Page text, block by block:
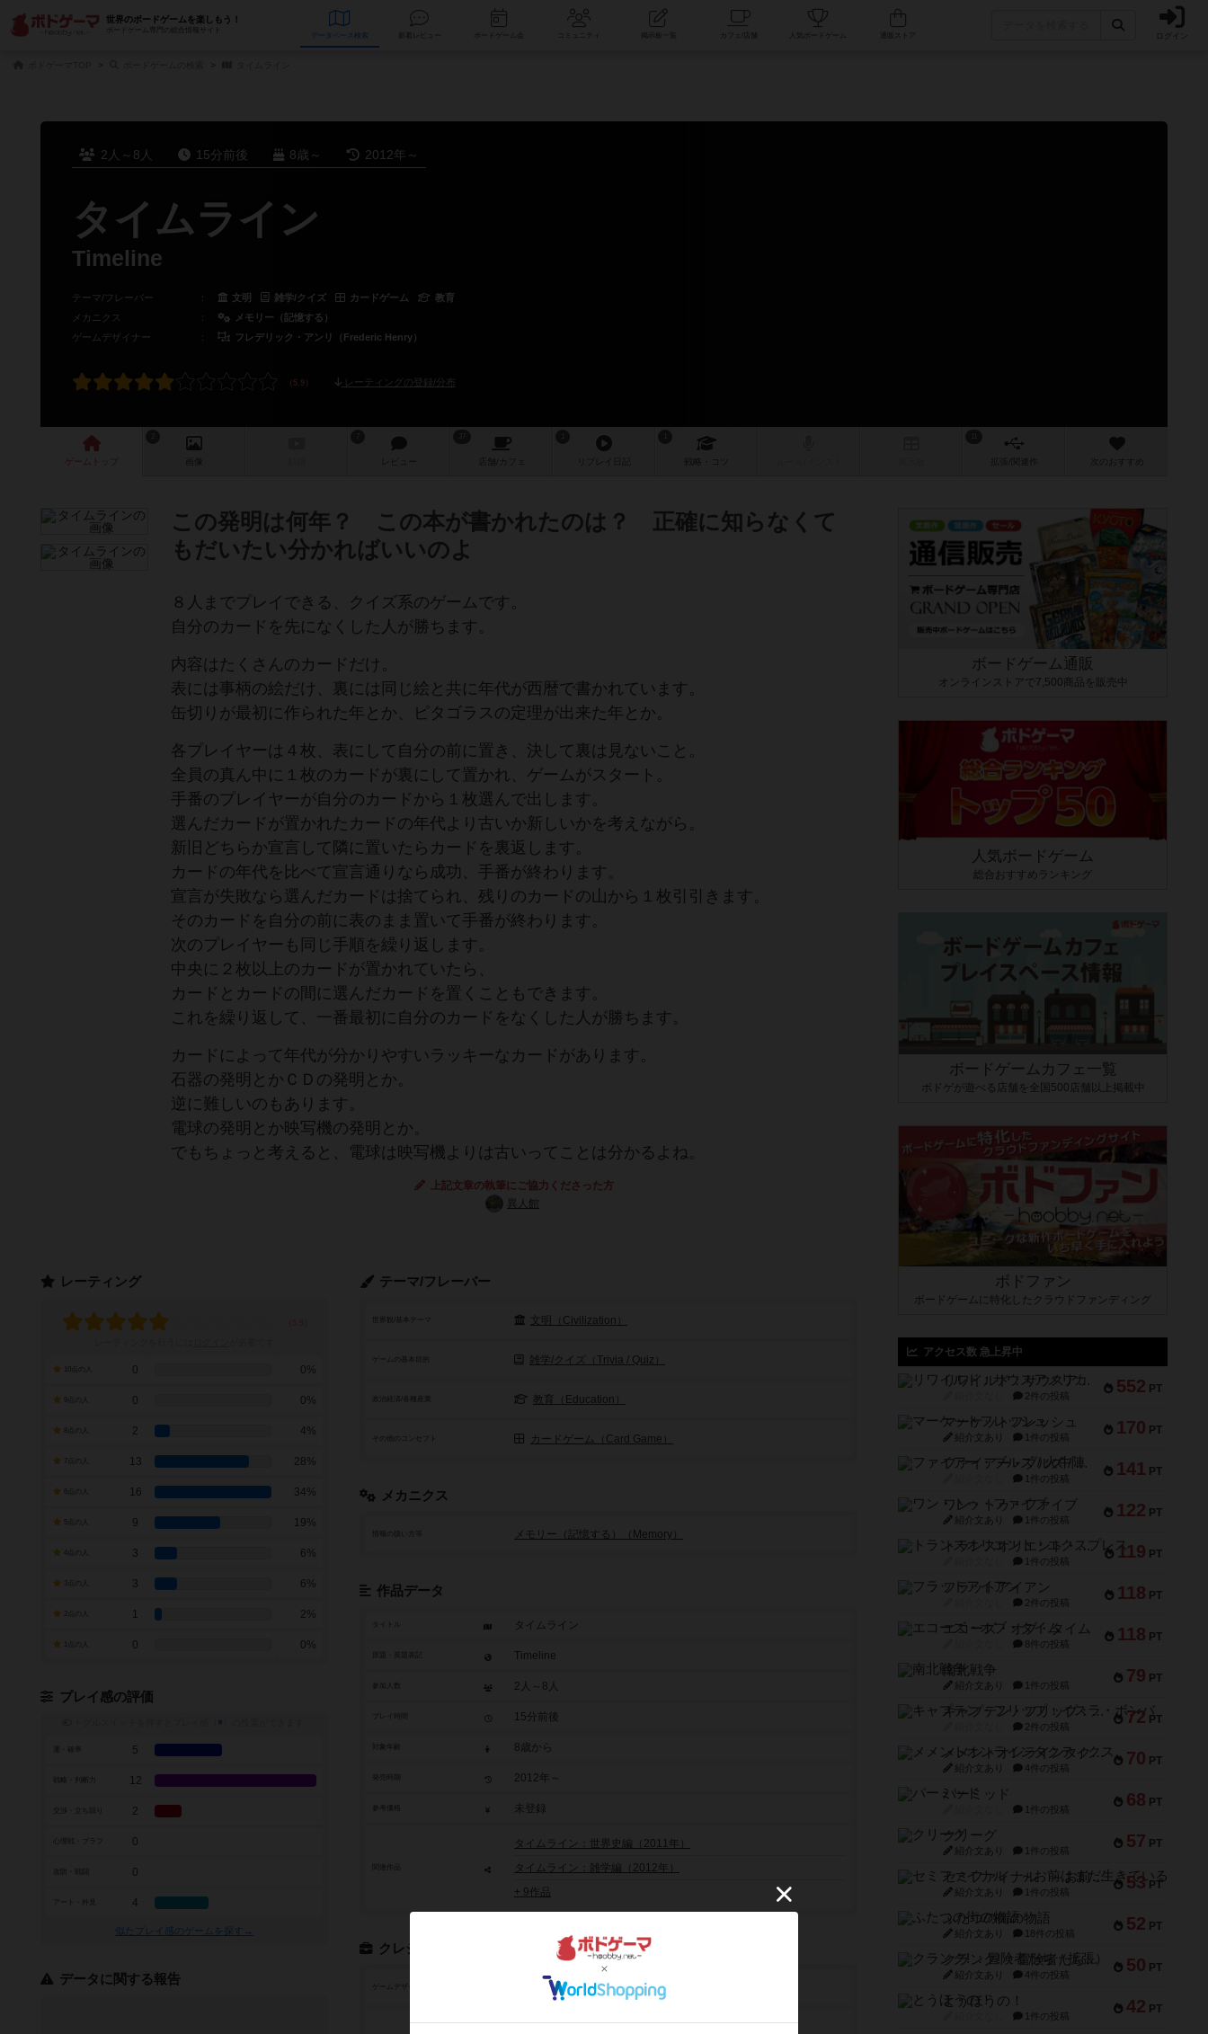
世界のボードゲームを楽しもう！
ボードゲーム専門の総合情報サイト
データベース コミュニティ 人気ボードゲーム ログイン
2人～8人 15分前後 8歳～ 2012年～
タイムライン
Timeline
テーマ/フレーバー ： 文明 雑学/クイズ カードゲーム
教育
メカニクス
：
メモリー（記憶する）
ゲームデザイナー
： フレデリック・アンリ（Frederic Henry）
レーティングの登録/分布
ゲーム 画像 レビュー 店舗/ カフェ 戦略 作 次のおすすめ
この発明は何年？ この本が書かれたのは？ 正確に知らなくて
もだいたい分かればいいのよ
８人までプレイできる、クイズ系のゲームです。
自分のカードを先になくした人が勝ちます。
内容はたくさんのカードだけ。
表には事柄の絵だけ、裏には同じ絵と共に年代が西暦で書かれています。
缶切りが最初に作られた年とか、ピタゴラスの定理が出来た年とか。
各プレイヤーは４枚、表にして自分の前に置き、決して裏は見ないこと。
全員の真ん中に１枚のカードが裏にして置かれ、ゲームがスタート。
手番のプレイヤーが自分のカードから１枚選んで出します。
選んだカードが置かれたカードの年代より古いか新しいかを考えながら。
新旧どちらか宣言して隣に置いたらカードを裏返します。
カードの年代を比べて宣言通りなら成功、手番が終わります。
宣言が失敗なら選んだカードは捨てられ、残りのカードの山から１枚引引きます。
そのカードを自分の前に表のまま置いて手番が終わります。
次のプレイヤーも同じ手順を繰り返します。
中央に２枚以上のカードが置かれていたら、
カードとカードの間に選んだカードを置くこともできます。
これを繰り返して、一番最初に自分のカードをなくした人が勝ちます。
カードによって年代が分かりやすいラッキーなカードがあります。
石器の発明とかＣＤの発明とか。
逆に難しいのもあります。
電球の発明とか映写機の発明とか。
でもちょっと考えると、電球は映写機よりは古いってことは分かるよね。
上記文章の執筆にご協力くださった方
異人館
テーマ/フレーバー
世界観/基本テーマ 文明（Civilization）
ゲームの基本目的 雑学/クイズ（Trivia / Quiz）
政治経済/各種産業 教育（Education）
その他のコンセプト カードゲーム（Card Game）
メカニクス
メモリー（記憶する）（Memory）
作品データ
タイトル タイムライン
Timeline
参加人数 2人～8人
15分前後
8歳から
2012年～
参考価格 未登録
関連作品
タイムライン：世界史編（2011年）
タイムライン：雑学編（2012年）
+ 9作品
クレジット
ゲームデザイン フレデリック・アンリ（Frederic Henry）
ザビエル・コレット（Xavier Collette）
レーティング
0 0%
0 0%
2 4%
7点の人 13 28%
16 34%
9 19%
3 6%
3 6%
1 2%
0 0%
プレイ感の評価
※
5
戦略・判断力 12
2
0
0
アート・外見 4
似たプレイ感のゲームを探す→
データに関する報告
ボードゲーム通販
オンラインストアで7,500商品を販売中
人気ボードゲーム
総合おすすめランキング
ボードゲームカフェ一覧
ボドゲが遊べる店舗を全国500店舗以上掲載中
ボドファン
ボードゲームに特化したクラウドファンディング
アクセス数 急上昇中
552 PT
リワイルド：サウスアメリカ
2件の投稿
170 PT
マーケットフレッシュ
紹介文あり 1件の投稿
141 PT
ファイアー・ブルズ / 火牛陣
1件の投稿
122 PT
ワン・トゥ・ファイブ
紹介文あり 1件の投稿
119 PT
トランスオリエント・エクスプレス
1件の投稿
118 PT
フラットアイアン
2件の投稿
118 PT
エコーズ・オブ・タイム
8件の投稿
79 PT
南北戦争
紹介文あり 1件の投稿
72 PT
キャプテン・フリップ：イスラ・ボンバ
2件の投稿
70 PT
メメントオンラインタクティクス
紹介文あり 4件の投稿
68 PT
パーミッド
1件の投稿
57 PT
クリーグ
紹介文あり 1件の投稿
53 PT
セミファイナル ～お前はまだ生きている～
紹介文あり 1件の投稿
52 PT
ふたつの街の物語
紹介文あり 18件の投稿
50 PT
クランク! ：冒険者たち（拡張）
紹介文あり 4件の投稿
42 PT
とうほうの！
1件の投稿